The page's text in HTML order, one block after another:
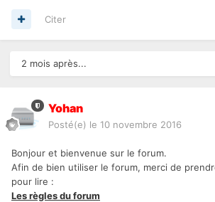
Citer
2 mois après...
Yohan
Posté(e) le 10 novembre 2016
Bonjour et bienvenue sur le forum.
Afin de bien utiliser le forum, merci de
pour lire :
Les règles du forum